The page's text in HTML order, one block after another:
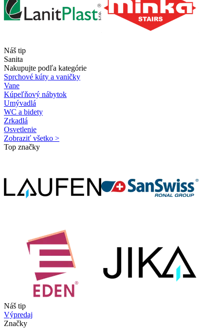
Náš tip
Sanita
Nakupujte podľa kategórie
Sprchové kúty a vaničky
Vane
Kúpeľňový nábytok
Umývadlá
WC a bidety
Zrkadlá
Osvetlenie
Zobraziť všetko >
Top značky
Náš tip
Výpredaj
Značky